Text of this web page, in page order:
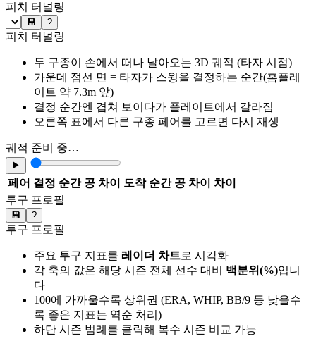
피치 터널링
💾 ?
피치 터널링
두 구종이 손에서 떠나 날아오는 3D 궤적 (타자 시점)
가운데 점선 면 = 타자가 스윙을 결정하는 순간(홈플레
이트 약 7.3m 앞)
결정 순간엔 겹쳐 보이다가 플레이트에서 갈라짐
오른쪽 표에서 다른 구종 페어를 고르면 다시 재생
궤적 준비 중…
▶
페어 결정 순간 공 차이 도착 순간 공 차이
차이
투구 프로필
💾 ?
투구 프로필
주요 투구 지표를 레이더 차트로 시각화
각 축의 값은 해당 시즌 전체 선수 대비 백분위(%)입니
다
100에 가까울수록 상위권 (ERA, WHIP, BB/9 등 낮을수
록 좋은 지표는 역순 처리)
하단 시즌 범례를 클릭해 복수 시즌 비교 가능